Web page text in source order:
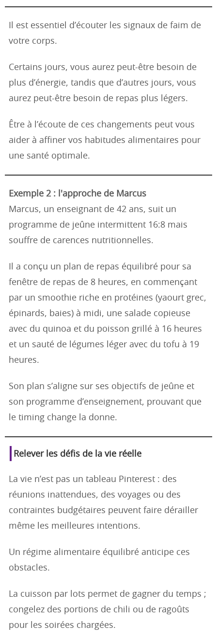
Il est essentiel d’écouter les signaux de faim de
votre corps.
Certains jours, vous aurez peut-être besoin de
plus d’énergie, tandis que d’autres jours, vous
aurez peut-être besoin de repas plus légers.
Être à l’écoute de ces changements peut vous
aider à affiner vos habitudes alimentaires pour
une santé optimale.
Exemple 2 : l'approche de Marcus
Marcus, un enseignant de 42 ans, suit un
programme de jeûne intermittent 16:8 mais
souffre de carences nutritionnelles.
Il a conçu un plan de repas équilibré pour sa
fenêtre de repas de 8 heures, en commençant
par un smoothie riche en protéines (yaourt grec,
épinards, baies) à midi, une salade copieuse
avec du quinoa et du poisson grillé à 16 heures
et un sauté de légumes léger avec du tofu à 19
heures.
Son plan s’aligne sur ses objectifs de jeûne et
son programme d’enseignement, prouvant que
le timing change la donne.
Relever les défis de la vie réelle
La vie n’est pas un tableau Pinterest : des
réunions inattendues, des voyages ou des
contraintes budgétaires peuvent faire dérailler
même les meilleures intentions.
Un régime alimentaire équilibré anticipe ces
obstacles.
La cuisson par lots permet de gagner du temps ;
congelez des portions de chili ou de ragoûts
pour les soirées chargées.